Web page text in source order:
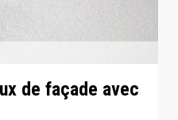
de façade avec